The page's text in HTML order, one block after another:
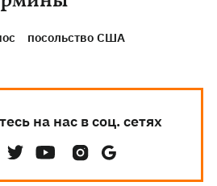
посольство США
на нас в соц. сетях